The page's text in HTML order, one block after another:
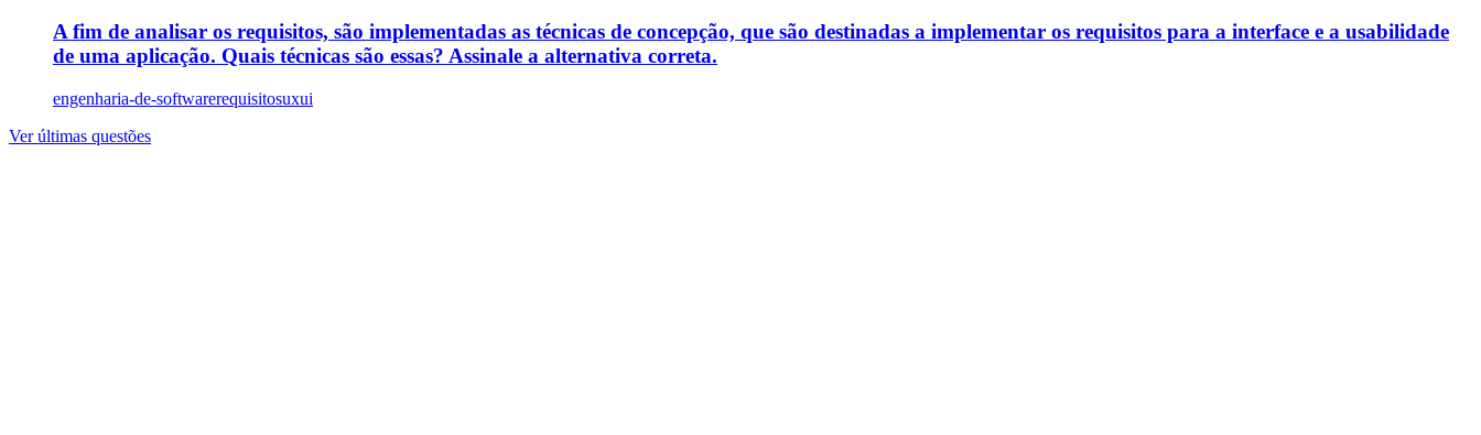
A fim de analisar os requisitos, são implementadas as técnicas de concepção, que são destinadas a implementar os requisitos para a interface e a usabilidade
de uma aplicação. Quais técnicas são essas? Assinale a alternativa correta.
engenharia-de-softwarerequisitosuxui
Ver últimas questões